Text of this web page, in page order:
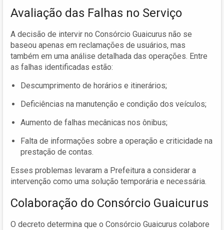
Avaliação das Falhas no Serviço
A decisão de intervir no Consórcio Guaicurus não se
baseou apenas em reclamações de usuários, mas
também em uma análise detalhada das operações. Entre
as falhas identificadas estão:
Descumprimento de horários e itinerários;
Deficiências na manutenção e condição dos veículos;
Aumento de falhas mecânicas nos ônibus;
Falta de informações sobre a operação e criticidade na
prestação de contas.
Esses problemas levaram a Prefeitura a considerar a
intervenção como uma solução temporária e necessária.
Colaboração do Consórcio Guaicurus
O decreto determina que o Consórcio Guaicurus colabore